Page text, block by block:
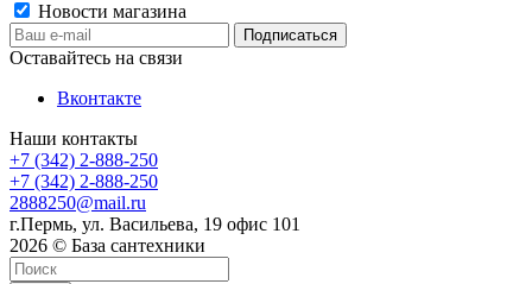
Новости магазина
Оставайтесь на связи
Вконтакте
Наши контакты
+7 (342) 2-888-250
+7 (342) 2-888-250
2888250@mail.ru
г.Пермь, ул. Васильева, 19 офис 101
2026 © База сантехники